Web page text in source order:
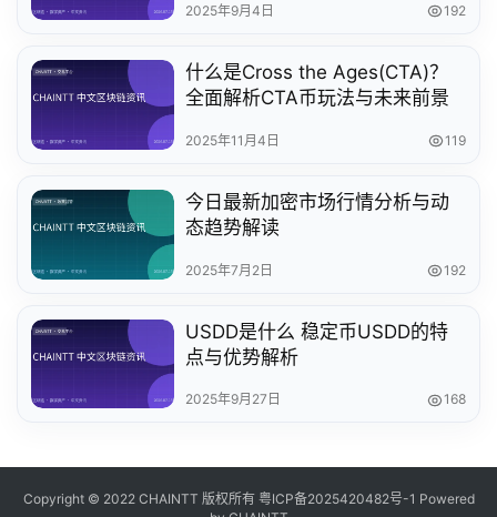
2025年9月4日 192
什么是Cross the Ages(CTA)？
全面解析CTA币玩法与未来前景
2025年11月4日 119
今日最新加密市场行情分析与动
态趋势解读
2025年7月2日 192
USDD是什么 稳定币USDD的特
点与优势解析
2025年9月27日 168
Copyright © 2022 CHAINTT 版权所有 粤ICP备2025420482号-1 Powered